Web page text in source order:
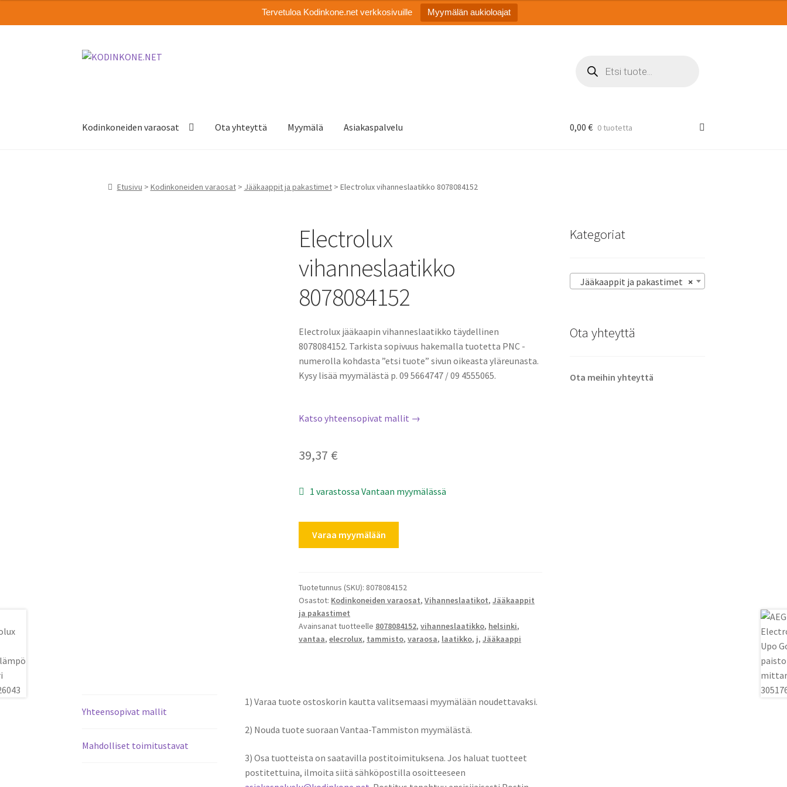
Tervetuloa Kodinkone.net verkkosivuille Myymälän aukioloajat
Siirry
Siirry
search
Kodinkoneiden varaosat Ota yhteyttä Myymälä Asiakaspalvelu 0,00 € 0 tuotetta
Etusivu > Kodinkoneiden varaosat> Jääkaappit ja pakastimet> Electrolux vihanneslaatikko 8078084152
Electrolux
vihanneslaatikko
8078084152
Electrolux jääkaapin vihanneslaatikko täydellinen
8078084152. Tarkista sopivuus hakemalla tuotetta PNC -
numerolla kohdasta ”etsi tuote” sivun oikeasta yläreunasta.
Kysy lisää myymälästä p. 09 5664747 / 09 4555065.
Katso yhteensopivat mallit →
39,37 €
1 varastossa Vantaan myymälässä
vihanneslaatikko
Varaa myymälään
Tuotetunnus (SKU): 8078084152
Osastot: Kodinkoneiden varaosat,Vihanneslaatikot,Jääkaappit
ja pakastimet
Avainsanat tuotteelle 8078084152,vihanneslaatikko, helsinki,
vantaa,elecrolux, tammisto,varaosa, laatikko, j,Jääkaappi
Yhteensopivat mallit
Mahdolliset toimitustavat
1) Varaa tuote ostoskorin kautta valitsemaasi myymälään noudettavaksi.
2) Nouda tuote suoraan Vantaa-Tammiston myymälästä.
3) Osa tuotteista on saatavilla postitoimituksena. Jos haluat tuotteet
postitettuina, ilmoita siitä sähköpostilla osoitteeseen
Kategoriat
×
Jääkaappit ja pakastimet
Ota yhteyttä
Ota meihin yhteyttä